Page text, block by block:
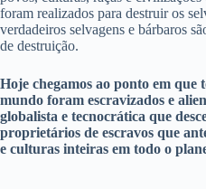
foram realizados para destruir os
verdadeiros selvagens e bárbaros
de destruição.
Hoje chegamos ao ponto em que
mundo foram escravizados e
globalista e tecnocrática que
proprietários de escravos que
e culturas inteiras em todo o